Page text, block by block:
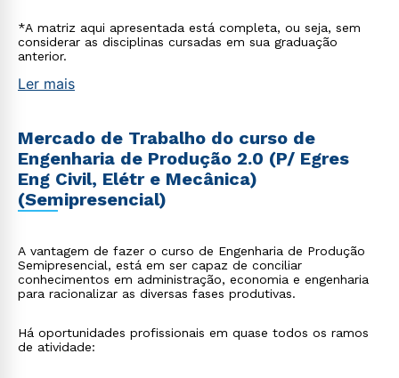
*A matriz aqui apresentada está completa, ou seja, sem
considerar as disciplinas cursadas em sua graduação
anterior.
Ler mais
Mercado de Trabalho do curso de
Engenharia de Produção 2.0 (P/ Egres
Eng Civil, Elétr e Mecânica)
(Semipresencial)
A vantagem de fazer o curso de Engenharia de Produção
Semipresencial, está em ser capaz de conciliar
conhecimentos em administração, economia e engenharia
para racionalizar as diversas fases produtivas.
Há oportunidades profissionais em quase todos os ramos
de atividade: